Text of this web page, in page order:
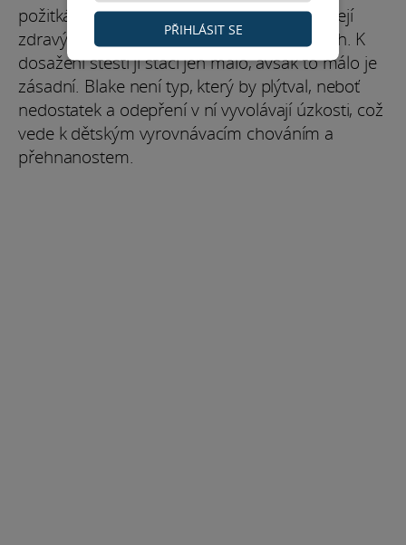
požitkářství a snadno podlehne pokušení, její
zdravý rozum jí brání v přehnaných výdajích. K
dosažení štěstí jí stačí jen málo, avšak to málo je
zásadní. Blake není typ, který by plýtval, neboť
nedostatek a odepření v ní vyvolávají úzkosti, což
vede k dětským vyrovnávacím chováním a
přehnanostem.
PŘIHLÁSIT SE